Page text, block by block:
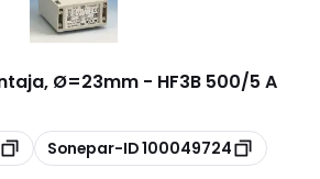
Ø=23mm - HF3B 500/5 A
Kopioi
Sonepar-ID100049724